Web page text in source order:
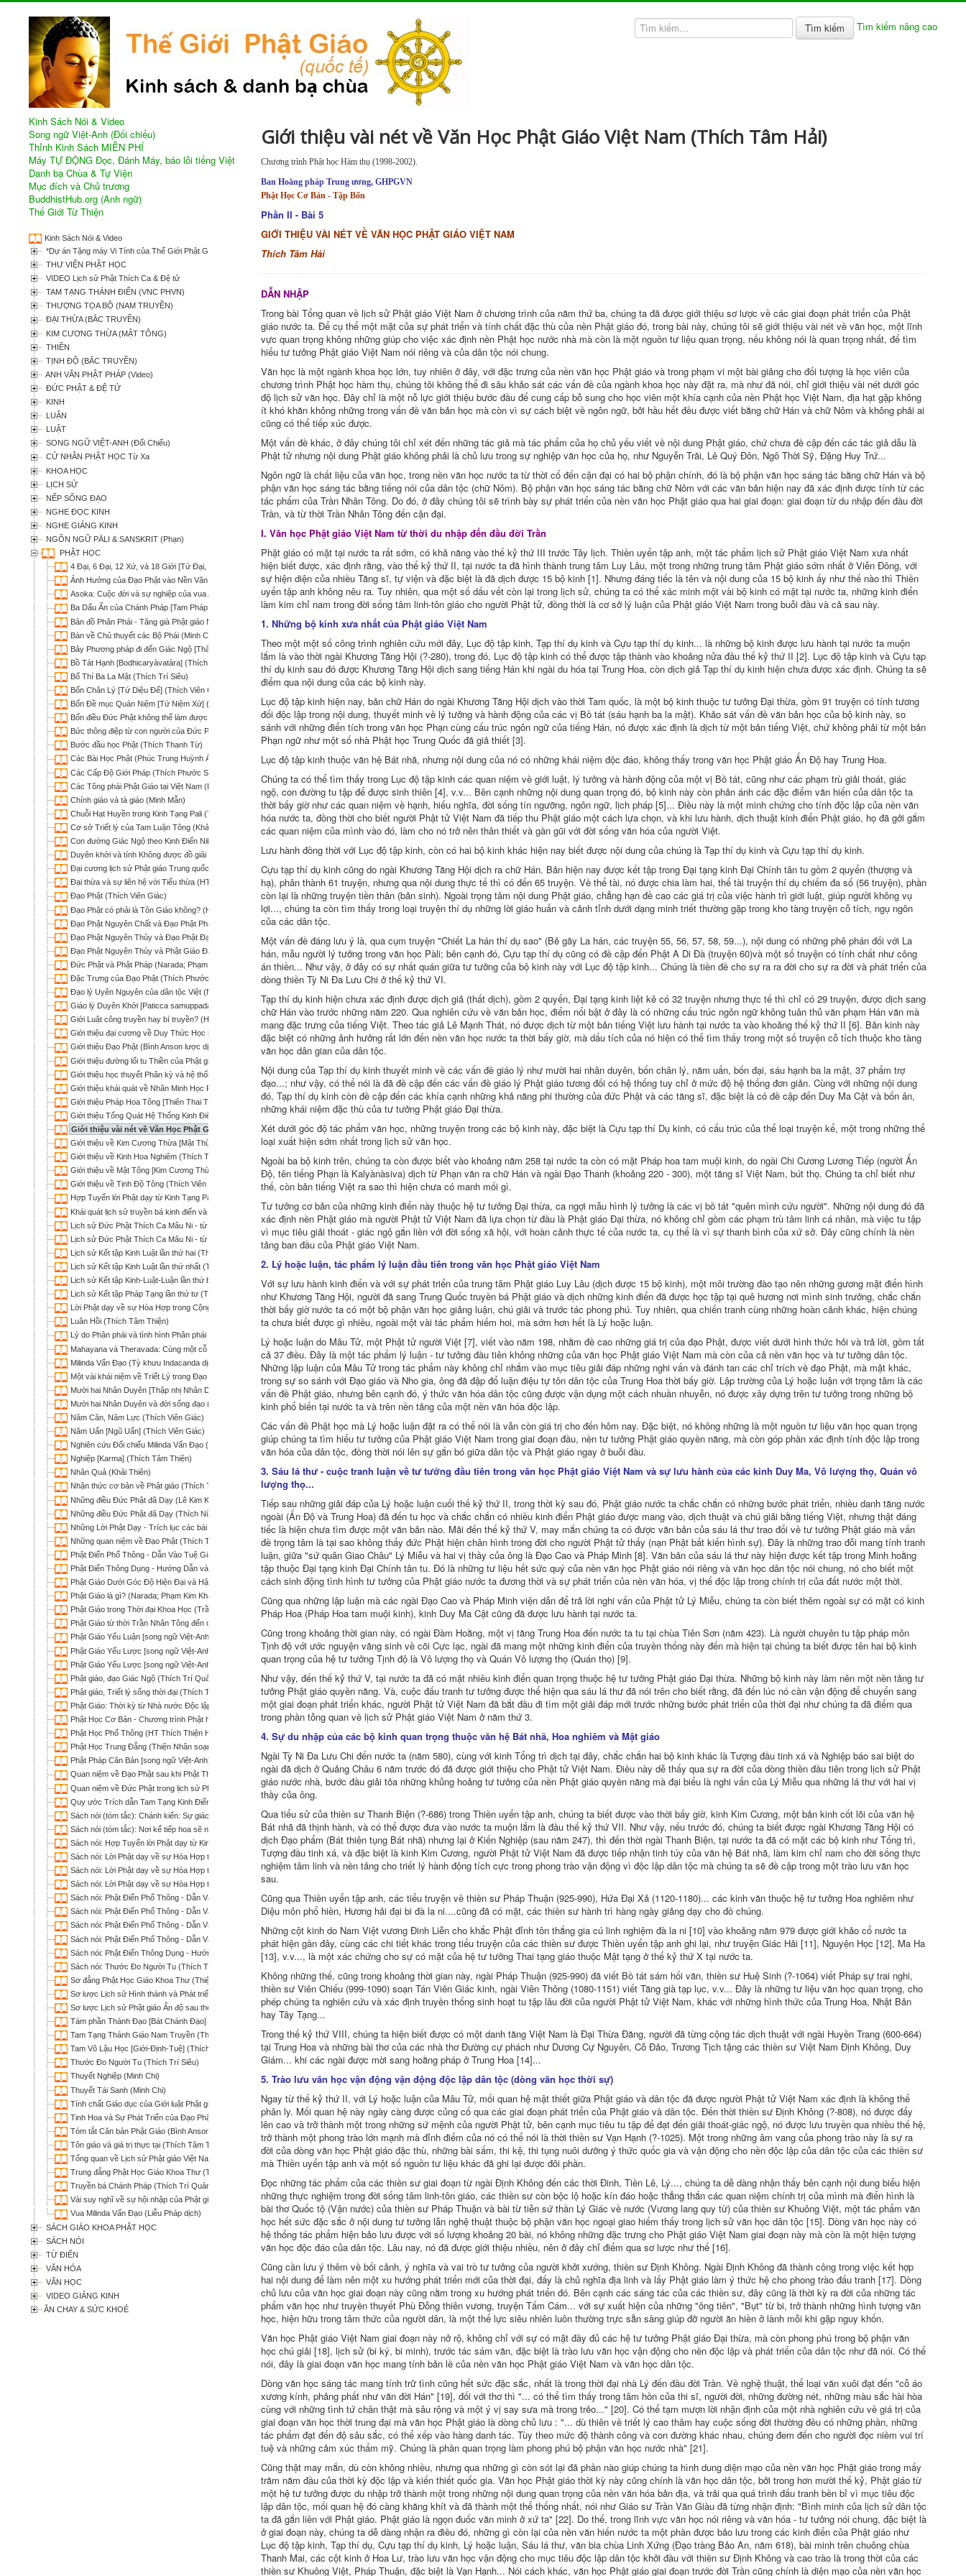
Tìm kiếm Tìm kiếm nâng cao
Kinh Sách Nói & Video
Song ngữ Việt-Anh (Đối chiếu)
Thỉnh Kinh Sách MIỄN PHÍ
Máy TỰ ĐỘNG Đọc, Đánh Máy, báo lỗi tiếng Việt
Danh bạ Chùa & Tự Viện
Mục đích và Chủ trương
BuddhistHub.org (Anh ngữ)
Thế Giới Từ Thiện
Kinh Sách Nói & Video
*Dự án Tặng máy Vi Tính của Thế Giới Phật Giáo
THƯ VIỆN PHẬT HỌC
VIDEO Lịch sử Phật Thích Ca & Đệ tử
TAM TẠNG THÁNH ĐIỂN (VNC PHVN)
THƯỢNG TỌA BỘ (NAM TRUYỀN)
ĐẠI THỪA (BẮC TRUYỀN)
KIM CƯƠNG THỪA (MẬT TÔNG)
THIỀN
TỊNH ĐỘ (BẮC TRUYỀN)
ANH VĂN PHẬT PHÁP (Video)
ĐỨC PHẬT & ĐỆ TỬ
KINH
LUẬN
LUẬT
SONG NGỮ VIỆT-ANH (Đối Chiếu)
CỬ NHÂN PHẬT HỌC Từ Xa
KHOA HỌC
LỊCH SỬ
NẾP SỐNG ĐẠO
NGHE ĐỌC KINH
NGHE GIẢNG KINH
NGÔN NGỮ PĀLI & SANSKRIT (Phạn)
PHẬT HỌC
4 Đại, 6 Đại, 12 Xứ, và 18 Giới [Tứ Đại, Lục Đại, Thập nhị Xứ và Thập bát Giới] (Thích Tâm Thiện)
Ảnh Hưởng của Đạo Phật vào Nền Văn Hóa Việt Nam (Thích Trí Quảng)
Asoka: Cuộc đời và sự nghiệp của vua A-dục - Tuyển tập (Nhiều Tác Giả)
Ba Dấu Ấn của Chánh Pháp [Tam Pháp Ấn] (Nguyên Tuấn)
Bản đồ Phân Phái - Tăng già Phật giáo Nguyên Thủy
Bàn về Chủ thuyết các Bộ Phái (Minh Chi)
Bảy Phương pháp đi đến Giác Ngộ [Thất Giác Chi] (Thích Thiện Bảo)
Bồ Tát Hạnh [Bodhicaryàvatàra] (Thích Trí Siêu dịch)
Bố Thí Ba La Mật (Thích Trí Siêu)
Bốn Chân Lý [Tứ Diệu Đế] (Thích Viên Giác)
Bốn Đề mục Quán Niệm [Tứ Niệm Xứ] (Thích Phước Lượng)
Bốn điều Đức Phật không thể làm được
Bức thông điệp từ con người của Đức Phật (Thích Trí Chơn)
Bước đầu học Phật (Thích Thanh Từ)
Các Bài Học Phật (Phúc Trung Huỳnh Ái Tông)
Các Cấp Độ Giới Pháp (Thích Phước Sơn)
Các Tông phái Phật Giáo tại Việt Nam (Phúc Trung Huỳnh Ái Tông)
Chính giáo và tà giáo (Minh Mẫn)
Chuỗi Hạt Huyền trong Kinh Tạng Pali (Thích Chơn Thiện)
Cơ sở Triết lý của Tam Luận Tông (Khải Thiên)
Con đường Giác Ngộ theo Kinh Điển Nikaya (Thích Nữ Trí Liên)
Duyên khởi và tính Không được đồ giải qua phương trình E = MC2 (Khải Thiên & Nguyễn Chung Tú)
Đại cương lịch sử Phật giáo Trung quốc (Thích Tâm Khanh)
Đại thừa và sự liên hệ với Tiểu thừa (HT Thích Minh Châu dịch)
Đạo Phật (Thích Viên Giác)
Đạo Phật có phải là Tôn Giáo không? (Huyền Chân)
Đạo Phật Nguyên Chất và Đạo Phật Pháp Môn (Thích Nhật Từ)
Đạo Phật Nguyên Thủy và Đạo Phật Đại Thừa (Wapola Rahula; Thích Thiện Minh dịch)
Đạo Phật Nguyên Thủy và Phật Giáo Đại Thừa (Wapola Rahula; Lê Kim Kha biên dịch)
Đức Phật và Phật Pháp (Narada; Phạm Kim Khánh dịch)
Ðặc Trưng của Ðạo Phật (Thích Phước Sơn)
Ðạo lý Uyên Nguyên của dân tộc Việt (Ngọc Kinh Lang Hoàn)
Giáo lý Duyên Khởi [Paticca samuppada - Dependent Origination] (Thích Chơn Thiện)
Giới Luật công truyền hay bí truyền? (HT Thích Phước Sơn)
Giới thiệu đại cương về Duy Thức Học [Tâm Lý học Phật giáo] (Tuệ Hạnh)
Giới thiệu Đạo Phật (Bình Anson lược dịch)
Giới thiệu đường lối tu Thiền của Phật giáo (Thích Thanh Từ)
Giới thiệu học thuyết Phân kỳ và hệ thống Phán giáo (Khải Thiên)
Giới thiệu khái quát về Nhân Minh Học Phật Giáo [Logic Học Phật Giáo] (Minh Chi)
Giới thiệu Pháp Hoa Tông [Thiên Thai Tông] (Thích Trí Quảng)
Giới thiệu Tổng Quát Hệ Thống Kinh Điển Hán Tạng (Đào Nguyên)
Giới thiệu vài nét về Văn Học Phật Giáo Việt Nam (Thích Tâm Hải)
Giới thiệu về Kim Cương Thừa [Mật Thừa] (Nguyễn Thế Đăng)
Giới thiệu về Kinh Hoa Nghiêm (Thích Trí Quảng)
Giới thiệu về Mật Tông [Kim Cương Thừa] (Thích Viên Giác)
Giới thiệu về Tịnh Độ Tông (Thích Viên Giác)
Hợp Tuyển lời Phật dạy từ Kinh Tạng Pāli (Bodhi; Nguyên Nhật Trần Như Mai dịch)
Khái quát lịch sử truyền bá kinh điển và những đặc điểm của Kinh tạng Nikaya (Thích Viên Giác)
Lịch sử Đức Phật Thích Ca Mâu Ni - từ Đản sanh đến Thành đạo (Gia Tuệ)
Lịch sử Đức Phật Thích Ca Mâu Ni - từ Thành đạo đến nhập Niết bàn (Gia Tuệ)
Lịch sử Kết tập Kinh Luật lần thứ hai (Thích Phước Sơn)
Lịch sử Kết tập Kinh Luật lần thứ nhất (Thích Phước Sơn)
Lịch sử Kết tập Kinh-Luật-Luận lần thứ ba (Thích Phước Sơn)
Lịch sử Kết tập Pháp Tạng lần thứ tư (Thích Phước Sơn)
Lời Phật dạy về sự Hòa Hợp trong Cộng đồng và Xã hội - Hợp Tuyển từ Kinh Tạng Pāli (Bodhi; Nguyên Nhật Trần Như Mai dịch)
Luân Hồi (Thích Tâm Thiện)
Lý do Phân phái và tình hình Phân phái trong đạo Phật (Minh Chi)
Mahayana và Theravada: Cùng một cỗ xe (Bình Anson)
Milinda Vấn Đạo (Tỳ khưu Indacanda dịch)
Một vài khái niệm về Triết Lý trong Đạo Phật (Phật-Điển Hành-Tư)
Mười hai Nhân Duyên [Thập nhị Nhân Duyên] (Thích Tâm Hải)
Mười hai Nhân Duyên và đời sống đạo (Nhựt Chiếu)
Năm Căn, Năm Lực (Thích Viên Giác)
Năm Uẩn [Ngũ Uẩn] (Thích Viên Giác)
Nghiên cứu Đối chiếu Milinda Vấn Đạo (Chữ Pāli) và Kinh Na-Tiên Tỷ-Kheo (Chữ Hán) (Thích Minh Châu; Trần Phương Lan dịch)
Nghiệp [Karma] (Thích Tâm Thiện)
Nhân Quả (Khải Thiên)
Nhận thức cơ bản về Phật giáo (Thích Tố Huân)
Những điều Đức Phật đã Dạy (Lê Kim Kha dịch)
Những điều Đức Phật đã Dạy (Thích Nữ Trí Hải dịch)
Những Lời Phật Dạy - Trích lục các bài giảng trong Kinh điển Pāli (Bình Anson dịch)
Những quan niệm về Đạo Phật (Thích Trí Quảng)
Phật Điển Phổ Thông - Dẫn Vào Tuệ Giác Phật (ICDV; Lê Mạnh Thát, HT Tuệ Sỹ chủ biên dịch)
Phật Điển Thông Dụng - Hướng Dẫn và Tuệ Tri của Ðức Phật (ICDV; TT Thích Nhật Từ chủ biên dịch)
Phật Giáo Dưới Góc Độ Hiện Đại và Hậu Hiện Đại (Quán Như)
Phật Giáo là gì? (Narada; Phạm Kim Khánh dịch)
Phật Giáo trong Thời đại Khoa Học (Trần Chung Ngọc)
Phật Giáo từ thời Trần Nhân Tông đến cận đại (Thích Tâm Hải)
Phật Giáo Yếu Luận [song ngữ Việt-Anh] (Thiện Phúc)
Phật Giáo Yếu Lược [song ngữ Việt-Anh] (Narada; HT Thích Trí Chơn dịch)
Phật Giáo Yếu Lược [song ngữ Việt-Anh] (Thiện Phúc)
Phật giáo, đạo Giác Ngộ (Thích Trí Quảng)
Phật giáo, Triết lý sống thời đại (Thích Trí Quảng)
Phật Giáo: Thời kỳ từ Nhà nước Độc lập Vạn Xuân ra đời đến Vua Trần Nhân Tông (Thích Tâm Hải)
Phật Học Cơ Bản - Chương trình Phật học Hàm thụ (1998-2002)
Phật Học Phổ Thông (HT Thích Thiện Hoa)
Phật Học Trung Đẳng (Thiện Nhân soạn; Nguyễn Khuê dịch)
Phật Pháp Căn Bản [song ngữ Việt-Anh] (Thiện Phúc)
Quan niệm về Ðạo Phật sau khi Phật Thích Ca nhập diệt (Thích Trí Quảng)
Quan niệm về Ðức Phật trong lịch sử Phật giáo Việt Nam (Thích Tâm Hải)
Quy ước Trích dẫn Tam Tạng Kinh Điển Nguyên Thủy (Sucitto Thảo Hiền)
Sách nói (tóm tắc): Chánh kiến: Sự giác ngộ của Đức Phật - Almost Buddhist (Dzongsar Jamyang Khyentse Rinpoche; Better Version)
Sách nói (tóm tắc): Nơi kế tiếp hoa sẽ nở, hoa nở ta gặp Phật - The Path: A Guide to Happiness (Khenpo Sherab Zangpo; Better Version)
Sách nói: Hợp Tuyển lời Phật dạy từ Kinh Tạng Pāli (Bodhi; Nguyên Nhật Trần Như Mai dịch)
Sách nói: Lời Phật dạy về sự Hòa Hợp trong Cộng đồng và Xã hội - Hợp Tuyển từ Kinh Tạng Pāli (Bodhi; Nguyên Nhật Trần Như Mai dịch)
Sách nói: Lời Phật dạy về sự Hòa Hợp trong Cộng đồng và Xã hội - Hợp Tuyển từ Kinh Tạng Pāli (Nguyên Nhật Trần Như Mai) - Chương I-VII
Sách nói: Lời Phật dạy về sự Hòa Hợp trong Cộng đồng và Xã hội - Hợp Tuyển từ Kinh Tạng Pāli (Nguyên Nhật Trần Như Mai) - Chương VIII-X
Sách nói: Phật Điển Phổ Thông - Dẫn Vào Tuệ Giác Phật (Lê Mạnh Thát, HT Tuệ Sỹ chủ biên dịch)
Sách nói: Phật Điển Phổ Thông - Dẫn Vào Tuệ Giác Phật (Lê Mạnh Thát, HT Tuệ Sỹ chủ biên dịch) - Chương 1-3
Sách nói: Phật Điển Phổ Thông - Dẫn Vào Tuệ Giác Phật (Lê Mạnh Thát, HT Tuệ Sỹ chủ biên dịch) - Chương 4-7
Sách nói: Phật Điển Phổ Thông - Dẫn Vào Tuệ Giác Phật (Lê Mạnh Thát, HT Tuệ Sỹ chủ biên dịch) - Chương 8-12
Sách nói: Phật Điển Thông Dụng - Hướng Dẫn và Tuệ Tri của Ðức Phật (ICDV; TT Thích Nhật Từ chủ biên dịch)
Sách nói: Thước Đo Người Tu (Thích Trí Siêu)
Sơ đẳng Phật Học Giáo Khoa Thư (Thiện Nhơn biên soạn; HT Thích Hành Trụ dịch)
Sơ lược Lịch sử Hình thành và Phát triển các Tông phái Phật giáo Trung Quốc (Thích Tâm Khanh)
Sơ lược Lịch sử Phật giáo Ấn độ sau thời đức Phật (Thích Tâm Hải)
Tám phần Thánh Đạo [Bát Chánh Đạo] (Thích Tâm Khanh)
Tam Tạng Thánh Giáo Nam Truyền (Thích Phước Sơn)
Tam Vô Lậu Học [Giới-Định-Tuệ] (Thích Từ Hòa & Thích Phước Lượng)
Thước Đo Người Tu (Thích Trí Siêu)
Thuyết Nghiệp (Minh Chi)
Thuyết Tái Sanh (Minh Chi)
Tính chất Giáo dục của Giới luật Phật giáo (Thích Phước Sơn)
Tinh Hoa và Sự Phát Triển của Đạo Phật (Chân Pháp Nguyễn Hữu Hiệu dịch)
Tóm tắt Căn bản Phật Giáo (Bình Anson)
Tôn giáo và giá trị thực tại (Thích Tâm Thiện)
Tổng quan về Lịch sử Phật giáo Việt Nam (Thích Tâm Hải)
Trung đẳng Phật Học Giáo Khoa Thư (Thiện Nhơn biên soạn; Thích Nguyên Liên dịch)
Truyền bá Chánh Pháp (Thích Trí Quảng)
Vài suy nghĩ về sự hội nhập của Phật giáo vào nền văn hóa Việt Nam (Minh Chi)
Vua Milinda Vấn Đạo (Liễu Pháp dịch)
SÁCH GIÁO KHOA PHẬT HỌC
SÁCH NÓI
TỪ ĐIỂN
VĂN HÓA
VĂN HỌC
VIDEO GIẢNG KINH
ĂN CHAY & SỨC KHOẺ
Giới thiệu vài nét về Văn Học Phật Giáo Việt Nam (Thích Tâm Hải)
Chương trình Phật họcHàm thụ (1998-2002).
Ban Hoằng pháp Trung ương, GHPGVN
Phật Học Cơ Bản - Tập Bốn
Phần II - Bài 5
GIỚI THIỆU VÀI NÉT VỀ VĂN HỌC PHẬT GIÁO VIỆT NAM
Thích Tâm Hải
DẪN NHẬP
Trong bài Tổng quan về lịch sử Phật giáo Việt Nam ở chương trình của năm thứ ba, chúng ta đã được giới thiệu sơ lược về các giai đoạn phát triển của Phật
giáo nước ta. Ðể cụ thể một mặt của sự phát triển và tính chất đặc thù của nền Phật giáo đó, trong bài này, chúng tôi sẽ giới thiệu vài nét về văn học, một lĩnh
vực quan trọng không những giúp cho việc xác định nền Phật học nước nhà mà còn là một nguồn tư liệu quan trọng, nếu không nói là quan trọng nhất, để tìm
hiểu tư tưởng Phật giáo Việt Nam nói riêng và của dân tộc nói chung.
Văn học là một ngành khoa học lớn, tuy nhiên ở đây, với đặc trưng của nền văn học Phật giáo và trong phạm vi một bài giảng cho đối tượng là học viên của
chương trình Phật học hàm thụ, chúng tôi không thể đi sâu khảo sát các vấn đề của ngành khoa học này đặt ra, mà như đã nói, chỉ giới thiệu vài nét dưới góc
độ lịch sử văn học. Ðây chỉ là một nỗ lực giới thiệu bước đầu để cung cấp bỗ sung cho học viên một khía cạnh của nền Phật học Việt Nam, địa hạt gặp không
ít khó khăn không những trong vấn đề văn bản học mà còn vì sự cách biệt về ngôn ngữ, bởi hầu hết đều được viết bằng chữ Hán và chữ Nôm và không phải ai
cũng có thể tiếp xúc được.
Một vấn đề khác, ở đây chúng tôi chỉ xét đến những tác giả mà tác phẩm của họ chủ yếu viết về nội dung Phật giáo, chứ chưa đề cập đến các tác giả dẫu là
Phật tử nhưng nội dung Phật giáo không phải là chủ lưu trong sự nghiệp văn học của họ, như Nguyễn Trãi, Lê Quý Ðôn, Ngô Thời Sỹ, Ðặng Huy Trứ...
Ngôn ngữ là chất liệu của văn học, trong nền văn học nước ta từ thời cổ đến cận đại có hai bộ phận chính, đó là bộ phận văn học sáng tác bằng chữ Hán và bộ
phận văn học sáng tác bằng tiếng nói của dân tộc (chữ Nôm). Bộ phận văn học sáng tác bằng chữ Nôm với các văn bản hiện nay đã xác định được tính từ các
tác phẩm của Trần Nhân Tông. Do đó, ở đây chúng tôi sẽ trình bày sự phát triển của nền văn học Phật giáo qua hai giai đoạn: giai đoạn từ du nhập đến đầu đời
Trần, và từ thời Trần Nhân Tông đến cận đại.
I. Văn học Phật giáo Việt Nam từ thời du nhập đến đầu đời Trần
Phật giáo có mặt tại nước ta rất sớm, có khả năng vào thế kỷ thứ III trước Tây lịch. Thiền uyển tập anh, một tác phẩm lịch sử Phật giáo Việt Nam xưa nhất
hiện biết được, xác định rằng, vào thế kỷ thứ II, tại nước ta đã hình thành trung tâm Luy Lâu, một trong những trung tâm Phật giáo sớm nhất ở Viễn Ðông, với
sự hiện diện của nhiều Tăng sĩ, tự viện và đặc biệt là đã dịch được 15 bộ kinh [1]. Nhưng đáng tiếc là tên và nội dung của 15 bộ kinh ấy như thế nào thì Thiền
uyển tập anh không nêu ra. Tuy nhiên, qua một số dấu vết còn lại trong lịch sử, chúng ta có thể xác minh một vài bộ kinh có mặt tại nước ta, những kinh điển
làm kim chỉ nam trong đời sống tâm linh-tôn giáo cho người Phật tử, đồng thời là cơ sở lý luận của Phật giáo Việt Nam trong buỗi đầu và cả sau này.
1. Những bộ kinh xưa nhất của Phật giáo Việt Nam
Theo một một số công trình nghiên cứu mới đây, Lục độ tập kinh, Tạp thí dụ kinh và Cựu tạp thí dụ kinh... là những bộ kinh được lưu hành tại nước ta muộn
lắm là vào thời ngài Khương Tăng Hội (?-280), trong đó, Lục độ tập kinh có thể được tập thành vào khoảng nửa đầu thế kỷ thứ II [2]. Lục độ tập kinh và Cựu tạp
thí dụ kinh sau đó được Khương Tăng Hội dịch sang tiếng Hán khi ngài du hóa tại Trung Hoa, còn dịch giả Tạp thí dụ kinh hiện chưa được xác định. Chúng ta sẽ
điểm qua nội dung của các bộ kinh này.
Lục độ tập kinh hiện nay, bản chữ Hán do ngài Khương Tăng Hội dịch vào thời Tam quốc, là một bộ kinh thuộc tư tưởng Ðại thừa, gồm 91 truyện có tính tương
đối độc lập trong nội dung, thuyết minh về lý tưởng và hành động của các vị Bồ tát (sáu hạnh ba la mật). Khảo sát vấn đề văn bản học của bộ kinh này, so
sánh với những điển tích trong văn học Phạn cùng cấu trúc ngôn ngữ của tiếng Hán, nó được xác định là dịch từ một bản tiếng Việt, chứ không phải từ một bản
Phạn ngữ như một số nhà Phật học Trung Quốc đã giả thiết [3].
Lục độ tập kinh thuộc văn hệ Bát nhã, nhưng nội dung của nó có những khái niệm độc đáo, không thấy trong văn học Phật giáo Ấn Ðộ hay Trung Hoa.
Chúng ta có thể tìm thấy trong Lục độ tập kinh các quan niệm về giới luật, lý tưởng và hành động của một vị Bồ tát, cũng như các phạm trù giải thoát, giác
ngộ, con đường tu tập để được sinh thiên [4], v.v... Bên cạnh những nội dung quan trọng đó, bộ kinh này còn phản ánh các đặc điểm văn hiến của dân tộc ta
thời bấy giờ như các quan niệm về hạnh, hiếu nghĩa, đời sống tín ngưỡng, ngôn ngữ, lịch pháp [5]... Ðiều này là một minh chứng cho tính độc lập của nền văn
hóa nước ta, đồng thời cho biết người Phật tử Việt Nam đã tiếp thu Phật giáo một cách lựa chọn, và khi lưu hành, dịch thuật kinh điển Phật giáo, họ đã gởi gắm
các quan niệm của mình vào đó, làm cho nó trở nên thân thiết và gần gũi với đời sống văn hóa của người Việt.
Lưu hành đồng thời với Lục độ tập kinh, còn có hai bộ kinh khác hiện nay biết được nội dung của chúng là Tạp thí dụ kinh và Cựu tạp thí dụ kinh.
Cựu tạp thí dụ kinh cũng do ngài Khương Tăng Hội dịch ra chữ Hán. Bản hiện nay được kết tập trong Ðại tạng kinh Ðại Chính tân tu gồm 2 quyển (thượng và
hạ), phân thành 61 truyện, nhưng qua nội dung thực tế thì có đến 65 truyện. Về thể tài, nó được chia làm hai, thể tài truyện thí dụ chiếm đa số (56 truyện), phần
còn lại là những truyện tiền thân (bản sinh). Ngoài trọng tâm nội dung Phật giáo, chẳng hạn đề cao các giá trị của việc hành trì giới luật, giúp người không vụ
lợi..., chúng ta còn tìm thấy trong loại truyện thí dụ những lời giáo huấn và cảnh tỉnh dưới dạng minh triết thường gặp trong kho tàng truyện cỗ tích, ngụ ngôn
của các dân tộc.
Một vấn đề đáng lưu ý là, qua cụm truyện "Chiết La hán thí dụ sao" (Bẻ gãy La hán, các truyện 55, 56, 57, 58, 59...), nội dung có những phê phán đối với La
hán, mẫu người lý tưởng trong văn học Pàli; bên cạnh đó, Cựu tạp thí dụ cũng có đề cập đến Phật A Di Ðà (truyện 60)và một số truyện có tính chất như công
án thiền... Như vậy, ở đây có sự nhất quán giữa tư tưởng của bộ kinh này với Lục độ tập kinh... Chúng là tiền đề cho sự ra ra đời cho sự ra đời và phát triển của
dòng thiền Tỳ Ni Ða Lưu Chi ở thế kỷ thứ VI.
Tạp thí dụ kinh hiện chưa xác định được dịch giả (thất dịch), gồm 2 quyển, Ðại tạng kinh liệt kê có 32 truyện nhưng thực tế thì chỉ có 29 truyện, được dịch sang
chữ Hán vào trước những năm 220. Qua nghiên cứu về văn bản học, điểm nổi bật ở đây là có những cấu trúc ngôn ngữ không tuân thủ văn phạm Hán văn mà
mang đặc trưng của tiếng Việt. Theo tác giả Lê Mạnh Thát, nó được dịch từ một bản tiếng Việt lưu hành tại nước ta vào khoảng thế kỷ thứ II [6]. Bản kinh này
đặc biệt có những ảnh hưởng rất lớn đến nền văn học nước ta thời bấy giờ, mà dấu tích của nó hiện có thể tìm thấy trong một số truyện cỗ tích thuộc kho tàng
văn học dân gian của dân tộc.
Nội dung của Tạp thí dụ kinh thuyết minh về các vấn đề giáo lý như mười hai nhân duyên, bốn chân lý, năm uẩn, bốn đại, sáu hạnh ba la mật, 37 phẩm trợ
đạo...; như vậy, có thể nói là đã đề cập đến các vấn đề giáo lý Phật giáo tương đối có hệ thống tuy chỉ ở mức độ hệ thống đơn giản. Cùng với những nội dung
đó, Tạp thí dụ kinh còn đề cập đến các khía cạnh những khả năng phi thường của đức Phật và các tăng sĩ, đặc biệt là có đề cập đến Duy Ma Cật và bốn ân,
những khái niệm đặc thù của tư tưởng Phật giáo Ðại thừa.
Xét dưới góc độ tác phẩm văn học, những truyện trong các bộ kinh này, đặc biệt là Cựu tạp thí Dụ kinh, có cấu trúc của thể loại truyện kể, một trong những thể
loại xuất hiện sớm nhất trong lịch sử văn học.
Ngoài ba bộ kinh trên, chúng ta còn được biết vào khoảng năm 258 tại nước ta còn có mặt Pháp hoa tam muội kinh, do ngài Chi Cương Lương Tiếp (người Ấn
Ðộ, tên tiếng Phạn là Kalyànàsiva) dịch từ Phạn văn ra chữ Hán và ngài Ðạo Thanh (khoảng 220 - 300), một tăng sĩ Việt Nam, bút thọ. Chúng ta chỉ biết như
thế, còn bản tiếng Việt ra sao thì hiện chưa có manh mối gì.
Tư tưởng cơ bản của những kinh điển này thuộc hệ tư tưởng Ðại thừa, ca ngợi mẫu hình lý tưởng là các vị bồ tát "quên mình cứu người". Những nội dung đó đã
xác định nền Phật giáo mà người Phật tử Việt Nam đã lựa chọn từ đầu là Phật giáo Ðại thừa, nó không chỉ gồm các phạm trù tâm linh cá nhân, mà việc tu tập
vì mục tiêu giải thoát - giác ngộ gắn liền với đời sống xã hội, với hoàn cảnh thực tế của nước ta, cụ thể là vì sự thanh bình của xứ sở. Ðây cũng chính là nền
tảng ban đầu của Phật giáo Việt Nam.
2. Lý hoặc luận, tác phẩm lý luận đầu tiên trong văn học Phật giáo Việt Nam
Với sự lưu hành kinh điển và với sự phát triển của trung tâm Phật giáo Luy Lâu (dịch được 15 bộ kinh), một môi trường đào tạo nên những gương mặt điển hình
như Khương Tăng Hội, người đã sang Trung Quốc truyền bá Phật giáo và dịch những kinh điển đã được học tập tại quê hương nơi mình sinh trưởng, chắc chắn
thời bấy giờ nước ta có một bộ phận văn học giảng luận, chú giải và trước tác phong phú. Tuy nhiên, qua chiến tranh cùng những hoàn cảnh khác, hiện chúng
ta chưa biết được gì nhiều, ngoài một vài tác phẩm hiếm hoi, mà sớm hơn hết là Lý hoặc luận.
Lý hoặc luận do Mâu Tử, một Phật tử người Việt [7], viết vào năm 198, nhằm đề cao những giá trị của đạo Phật, được viết dưới hình thức hỏi và trả lời, gồm tất
cả 37 điều. Ðây là một tác phẩm lý luận - tư tưởng đầu tiên không những của văn học Phật giáo Việt Nam mà còn của cả nền văn học và tư tưởng dân tộc.
Những lập luận của Mâu Tử trong tác phẩm này không chỉ nhắm vào mục tiêu giải đáp những nghi vấn và đánh tan các chỉ trích về đạo Phật, mà mặt khác,
trong sự so sánh với Ðạo giáo và Nho gia, ông đã đập đổ luận điệu tự tôn dân tộc của Trung Hoa thời bấy giờ. Lập trường của Lý hoặc luận với trọng tâm là các
vấn đề Phật giáo, nhưng bên cạnh đó, ý thức văn hóa dân tộc cũng được vận dụng một cách nhuần nhuyễn, nó được xây dựng trên tư tưởng trong những bộ
kinh phổ biến tại nước ta và trên nền tảng của một nền văn hóa độc lập.
Các vấn đề Phật học mà Lý hoặc luận đặt ra có thể nói là vẫn còn giá trị cho đến hôm nay. Ðặc biệt, nó không những là một nguồn tư liệu văn học quan trọng
giúp chúng ta tìm hiểu tư tưởng của Phật giáo Việt Nam trong giai đoạn đầu, nền tư tưởng Phật giáo quyền năng, mà còn góp phần xác định tính độc lập trong
văn hóa của dân tộc, đồng thời nói lên sự gắn bó giữa dân tộc và Phật giáo ngay ở buỗi đầu.
3. Sáu lá thư - cuộc tranh luận về tư tưởng đầu tiên trong văn học Phật giáo Việt Nam và sự lưu hành của các kinh Duy Ma, Vô lượng thọ, Quán vô
lượng thọ...
Tiếp sau những giải đáp của Lý hoặc luận cuối thế kỷ thứ II, trong thời kỳ sau đó, Phật giáo nước ta chắc chắn có những bước phát triển, nhiều danh tăng nước
ngoài (Ấn Ðộ và Trung Hoa) đã đến tu học và chắc chắn có nhiều kinh điển Phật giáo được mang vào, dịch thuật và chú giải bằng tiếng Việt, nhưng thật đáng
tiếc là hiện chưa tìm được một văn bản nào. Mãi đến thế kỷ thứ V, may mắn chúng ta có được văn bản của sáu lá thư trao đổi về tư tưởng Phật giáo mà vấn
đề trọng tâm là tại sao không thấy đức Phật hiện chân hình trong đời cho người Phật tử thấy (nạn Phật bất kiến hình sự). Ðây là những trao đỗi mang tính tranh
luận, giữa "sứ quân Giao Châu" Lý Miễu và hai vị thầy của ông là Ðạo Cao và Pháp Minh [8]. Văn bản của sáu lá thư này hiện được kết tập trong Minh hoằng
tập thuộc Ðại tạng kinh Ðại Chính tân tu. Ðó là những tư liệu hết sức quý của nền văn học Phật giáo nói riêng và văn học dân tộc nói chung, nó cho biết một
cách sinh động tình hình tư tưởng của Phật giáo nước ta đương thời và sự phát triển của nền văn hóa, vị thế độc lập trong chính trị của đất nước một thời.
Cũng qua những lập luận mà các ngài Ðạo Cao và Pháp Minh viện dẫn để trả lời nghi vấn của Phật tử Lý Miễu, chúng ta còn biết thêm ngoài sự có mặt có kinh
Pháp Hoa (Pháp Hoa tam muội kinh), kinh Duy Ma Cật cũng đã được lưu hành tại nước ta.
Cũng trong khoảng thời gian này, có ngài Ðàm Hoằng, một vị tăng Trung Hoa đến nước ta tu tại chùa Tiên Sơn (năm 423). Là người chuyên tu tập pháp môn
Tịnh độ với ước nguyện vãng sinh về cõi Cực lạc, ngài đã mang một những kinh điển của truyền thống này đến mà hiện tại chúng ta biết được tên hai bộ kinh
quan trọng của hệ tư tưởng Tịnh độ là Vô lượng thọ và Quán Vô lượng thọ (Quán thọ) [9].
Như vậy, đến thế kỷ thứ V, tại nước ta đã có mặt nhiều kinh điển quan trọng thuộc hệ tư tưởng Phật giáo Ðại thừa. Những bộ kinh này làm nên một nền tảng tư
tưởng Phật giáo quyền năng. Và, cuộc đấu tranh tư tưởng được thể hiện qua sáu lá thư đã nói trên cho biết rằng, đã đến lúc nó cần vận động để chuyển sang
một giai đoạn phát triển khác, người Phật tử Việt Nam đã bắt đầu đi tìm một giải đáp mới trước những bước phát triển của thời đại như chúng ta đã điểm qua
trong phần tỗng quan về lịch sử Phật giáo Việt Nam ở năm thứ 3.
4. Sự du nhập của các bộ kinh quan trọng thuộc văn hệ Bát nhã, Hoa nghiêm và Mật giáo
Ngài Tỳ Ni Ða Lưu Chi đến nước ta (năm 580), cùng với kinh Tổng trì dịch tại đây, chắc chắn hai bộ kinh khác là Tượng đầu tinh xá và Nghiệp báo sai biệt do
ngài đã dịch ở Quảng Châu 6 năm trước đó đã được giới thiệu cho Phật tử Việt Nam. Ðiều này dễ thấy qua sự ra đời của dòng thiền đầu tiên trong lịch sử Phật
giáo nước nhà, bước đầu giải tỏa những khủng hoảng tư tưởng của nền Phật giáo quyền năng mà đại biểu là nghi vấn của Lý Miễu qua những lá thư với hai vị
thầy của ông.
Qua tiểu sử của thiền sư Thanh Biện (?-686) trong Thiền uyển tập anh, chúng ta biết được vào thời bấy giờ, kinh Kim Cương, một bản kinh cốt lõi của văn hệ
Bát nhã đã thịnh hành, và có thể được đưa vào nước ta muộn lắm là đầu thế kỷ thứ VII. Như vậy, nếu trước đó, chúng ta biết được ngài Khương Tăng Hội có
dịch Ðạo phẩm (Bát thiên tụng Bát nhã) nhưng lại ở Kiến Nghiệp (sau năm 247), thì đến thời ngài Thanh Biện, tại nước ta đã có mặt các bộ kinh như Tổng trì,
Tượng đầu tinh xá, và đặc biệt là kinh Kim Cương, người Phật tử Việt Nam đã được tiếp nhận tinh túy của văn hệ Bát nhã, làm kim chỉ nam cho đời sống thực
nghiệm tâm linh và nền tảng cho triết lý hành động tích cực trong phong trào vận động vì độc lập dân tộc mà chúng ta sẽ đề cập trong một trào lưu văn học
sau.
Cũng qua Thiền uyển tập anh, các tiểu truyện về thiền sư Pháp Thuận (925-990), Hứa Ðại Xả (1120-1180)... các kinh văn thuộc hệ tư tưởng Hoa nghiêm như
Diệu môn phổ hiền, Hương hải đại bi đà la ni....cũng đã có mặt, các thiền sư hành trì hàng ngày giảng dạy cho đồ chúng.
Những cột kinh do Nam Việt vương Ðinh Liễn cho khắc Phật đỉnh tôn thắng gia cú linh nghiệm đà la ni [10] vào khoảng năm 979 được giới khảo cổ nước ta
phát hiện gần đây, cùng các chi tiết khác trong tiểu truyện của các thiền sư được Thiền uyển tập anh ghi lại, như truyện Giác Hải [11], Nguyện Học [12], Ma Ha
[13], v.v..., là một xác chứng cho sự có mặt của hệ tư tưởng Thai tạng giáo thuộc Mật tạng ở thế kỷ thứ X tại nước ta.
Không những thế, cũng trong khoảng thời gian này, ngài Pháp Thuận (925-990) đã viết Bồ tát sám hối văn, thiền sư Huệ Sinh (?-1064) viết Pháp sự trai nghi,
thiền sư Viên Chiếu (999-1090) soạn Tán Viên Giác kinh, ngài Viên Thông (1080-1151) viết Tăng già tạp lục, v.v... Ðây là những tư liệu văn học quan trọng, cho
phép chúng ta nghiên cứu và xác định truyền thống sinh hoạt tu tập lâu đời của người Phật tử Việt Nam, khác với những hình thức của Trung Hoa, Nhật Bản
hay Tây Tạng...
Trong thế kỷ thứ VIII, chúng ta hiện biết được có một danh tăng Việt Nam là Ðại Thừa Ðăng, người đã từng cộng tác dịch thuật với ngài Huyền Trang (600-664)
tại Trung Hoa và những bài thơ của các nhà thơ Ðường cự phách như Dương Cự Nguyên, Cỗ Ðảo, Trương Tịch tặng các thiền sư Việt Nam Ðịnh Không, Duy
Giám... khi các ngài được mời sang hoằng pháp ở Trung Hoa [14]...
5. Trào lưu văn học vận động vận động độc lập dân tộc (dòng văn học thời sự)
Ngay từ thế kỷ thứ II, với Lý hoặc luận của Mâu Tử, mối quan hệ mật thiết giữa Phật giáo và dân tộc đã được người Phật tử Việt Nam xác định là không thể
phân ly. Mối quan hệ này ngày càng được củng cố qua các giai đoạn phát triển của Phật giáo và dân tộc. Ðến thời thiền sư Ðịnh Không (?-808), nó được đẩy
lên cao và trở thành một trong những sứ mệnh của người Phật tử, bên cạnh mục tiêu tu tập để đạt đến giải thoát-giác ngộ, nó được lưu truyền qua nhiều thế hệ,
trở thành một phong trào lớn mạnh mà đỉnh điểm của nó có thể nói là thời thiền sư Vạn Hạnh (?-1025). Một trong những âm vang của phong trào này là sự ra
đời của dòng văn học Phật giáo đặc thù, những bài sấm, thi kệ, thi tụng nuôi dưỡng ý thức quốc gia và vận động cho nền độc lập của dân tộc của các thiền sư
mà Thiền uyển tập anh và một số nguồn tư liệu khác đã ghi lại được đôi phần.
Ðọc những tác phẩm của các thiền sư giai đoạn từ ngài Ðịnh Không đến các thời Ðinh, Tiền Lê, Lý..., chúng ta dễ dàng nhận thấy bên cạnh nội dung biểu hiện
những thực nghiệm trong đời sống tâm linh-tôn giáo, các thiền sư còn bộc lộ hoặc kín đáo hoặc thẳng thắn các quan niệm chính trị của mình mà điển hình là
bài thơ Quốc tộ (Vận nước) của thiền sư Pháp Thuận và bài từ tiễn sứ thần Lý Giác về nước (Vương lang quy từ) của thiền sư Khuông Việt, một tác phẩm văn
học hết sức đặc sắc ở nội dung tư tưởng lẫn nghệ thuật thuộc bộ phận văn học ngoại giao hiếm thấy trong lịch sử văn học dân tộc [15]. Dòng văn học này có
hệ thống tác phẩm hiện bảo lưu được với số lượng khoảng 20 bài, nó không những đặc trưng cho Phật giáo Việt Nam giai đoạn này mà còn là một hiện tượng
văn học độc đáo của dân tộc. Lâu nay, nó đã được giới thiệu nhiều, nên ở đây chỉ điểm qua sơ lược như thế [16].
Cũng cần lưu ý thêm về bối cảnh, ý nghĩa và vai trò tư tưởng của người khởi xướng, thiền sư Ðịnh Không. Ngài Ðịnh Không đã thành công trong việc kết hợp
hai nội dung để làm nên một xu hướng phát triển mới của thời đại, đấy là chủ nghĩa địa linh và lấy Phật giáo làm ý thức hệ cho phong trào đấu tranh [17]. Dòng
chủ lưu của văn học giai đoạn này cũng nằm trong xu hướng phát triển đó. Bên cạnh các sáng tác của các thiền sư, đây cũng là thời kỳ ra đời của những tác
phẩm văn học như truyền thuyết Phù Ðỗng thiên vương, truyện Tấm Cám... với sự xuất hiện của những "ông tiên", "Bụt" từ bi, trở thành những hình tượng văn
học, hiện hữu trong tâm thức của người dân, là một thế lực siêu nhiên luôn thường trực sẵn sàng giúp đỡ người ăn hiền ở lành mỗi khi gặp nguy khốn.
Văn học Phật giáo Việt Nam giai đoạn này nở rộ, không chỉ với sự có mặt đầy đủ các hệ tư tưởng Phật giáo Ðại thừa, mà còn phong phú trong bộ phận văn
học chú giải [18], lịch sử (bi ký, bi minh), trước tác sám văn, đặc biệt là trào lưu văn học vận động cho nền độc lập và phát triển của dân tộc như đã nói. Có thể
nói, đây là giai đoạn văn học mang tính bản lề của nền văn học Phật giáo Việt Nam và văn học dân tộc.
Dòng văn học sáng tác mang tính trữ tình cũng hết sức đặc sắc, nhất là trong thời đại nhà Lý đến đầu đời Trần. Về nghệ thuật, thể loại văn xuôi đạt đến "cỗ áo
xương kính, phảng phất như văn đời Hán" [19], đối với thơ thì "... có thể tìm thấy trong tâm hồn của thi sĩ, người đời, những đường nét, những màu sắc hài hòa
cùng với những tình tứ chân thật mà sâu rộng và một ý vị say sưa mà trong trẻo..." [20]. Có thể tạm mượn lời nhận định của một nhà nghiên cứu về giá trị của
giai đoạn văn học thời trung đại mà văn học Phật giáo là dòng chủ lưu : "... dù thiên về triết lý cao thâm hay cuộc sống đời thường đều có những phần, những
tác phẩm đạt đến độ sâu sắc, có thể xếp vào hàng danh tác. Tùy theo mức độ thành công và con đường khác nhau, chúng đem đến cho người đọc niềm vui trí
tuệ và những cảm xúc thẩm mỹ. Chúng là phần quan trọng làm phong phú bộ phận văn học nước nhà" [21].
Cũng thật may mắn, dù còn không nhiều, nhưng qua những gì còn sót lại đã phần nào giúp chúng ta hình dung diện mạo của nền văn học Phật giáo trong mấy
trăm năm đầu của thời kỳ độc lập và kiến thiết quốc gia. Văn học Phật giáo thời kỳ này cũng chính là văn học dân tộc, bởi trong hơn mười thế kỷ, Phật giáo từ
một hệ tư tưởng được du nhập trở thành một trong những nội dung quan trọng của nền văn hóa bản địa, và trải qua quá trình đấu tranh bền bỉ vì mục tiêu độc
lập dân tộc, mối quan hệ đó càng khăng khít và đã thành một thể thống nhất, nói như Giáo sư Trần Văn Giàu đã từng nhận định: "Bình minh của lịch sử dân tộc
ta đã gắn liền với Phật giáo. Phật giáo là ngọn đuốc văn minh ở xứ ta" [22]. Do thế, trong lĩnh vực văn học nói riêng và văn hóa - tư tưởng nói chung, đặc biệt là
ở giai đoạn này, chúng ta dễ dàng nhận ra điều đó, những gì còn lại của nền văn hiến nước ta một phần được bảo lưu trong các kinh điển của Phật giáo như
Lục độ tập kinh, Tạp thí dụ, Cựu tạp thí dụ kinh, Lý hoặc luận, Sáu lá thư, văn bia chùa Linh Xứng (Ðạo tràng Bảo An, năm 618), bài minh trên chuông chùa
Thanh Mai, các cột kinh ở Hoa Lư, trào lưu văn học vận động cho mục tiêu độc lập dân tộc khởi đầu với thiền sư Ðịnh Không và cao trào là trong thời của các
thiền sư Khuông Việt, Pháp Thuận, đặc biệt là Vạn Hạnh... Nói cách khác, văn học Phật giáo giai đoạn trước đời Trần cũng chính là diện mạo của nền văn học